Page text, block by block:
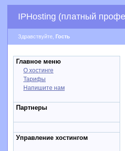
IPHosting (платный
Здравствуйте, Гость
Главное меню
О хостинге
Тарифы
Напишите нам
Партнеры
Управление хостингом